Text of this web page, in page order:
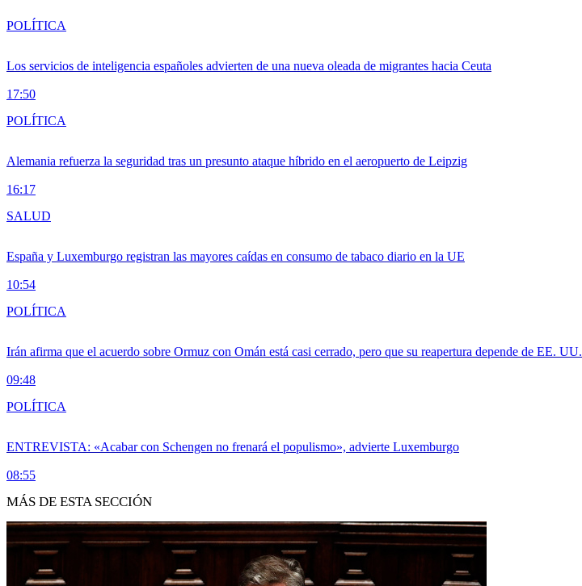
Los servicios de inteligencia españoles advierten de una nueva oleada de migrantes hacia Ceuta
17:50
POLÍTICA
Alemania refuerza la seguridad tras un presunto ataque híbrido en el aeropuerto de Leipzig
16:17
POLÍTICA
España y Luxemburgo registran las mayores caídas en consumo de tabaco diario en la UE
10:54
SALUD
Irán afirma que el acuerdo sobre Ormuz con Omán está casi cerrado, pero que su reapertura depende de EE. UU.
09:48
POLÍTICA
ENTREVISTA: «Acabar con Schengen no frenará el populismo», advierte Luxemburgo
08:55
POLÍTICA
MÁS DE ESTA SECCIÓN